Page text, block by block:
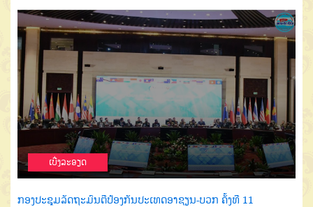
ເບີ່ງລະອຽດ
ກອງປະຊຸມລັດຖະມົນຕີປ້ອງກັນປະເທດອາຊຽນ-ບວກ ຄັ້ງທີ 11